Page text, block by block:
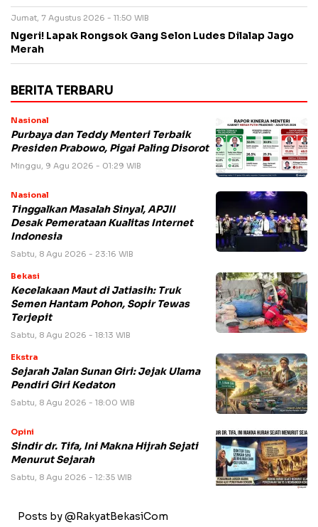
Jumat, 7 Agustus 2026 - 11:50 WIB
Ngeri! Lapak Rongsok Gang Selon Ludes Dilalap Jago
Merah
BERITA TERBARU
Nasional
Purbaya dan Teddy Menteri Terbaik
Presiden Prabowo, Pigai Paling Disorot
Minggu, 9 Agu 2026 - 01:29 WIB
Nasional
Tinggalkan Masalah Sinyal, APJII
Desak Pemerataan Kualitas Internet
Indonesia
Sabtu, 8 Agu 2026 - 23:16 WIB
Bekasi
Kecelakaan Maut di Jatiasih: Truk
Semen Hantam Pohon, Sopir Tewas
Terjepit
Sabtu, 8 Agu 2026 - 18:13 WIB
Ekstra
Sejarah Jalan Sunan Giri: Jejak Ulama
Pendiri Giri Kedaton
Sabtu, 8 Agu 2026 - 18:00 WIB
Opini
Sindir dr. Tifa, Ini Makna Hijrah Sejati
Menurut Sejarah
Sabtu, 8 Agu 2026 - 12:35 WIB
Posts by @RakyatBekasiCom